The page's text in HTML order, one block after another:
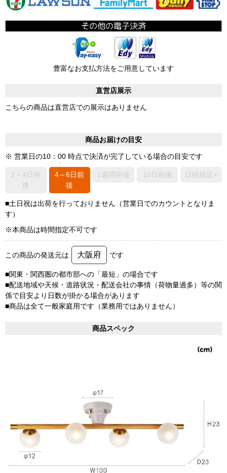
豊富なお支払方法をご用意しています
直営店展示
こちらの商品は直営店での展示はありません
商品お届けの目安
※ 営業日の10：00 時点で決済が完了している場合の目安です
2～4日前
後
4～6日前
後
1週間前後 10日前後 日時指定×
■土日祝は出荷を行っておりません（営業日でのカウントとなりま
す）
※本商品は時間指定不可です
この商品の発送元は 大阪府 です
■関東・関西圏の都市部への「最短」の場合です
■配送地域や天候・道路状況・配送会社の事情（荷物量過多）等の関
係で目安より日数が掛かる場合があります
■商品は全て一般家庭用です（業務用ではありません）
商品スペック